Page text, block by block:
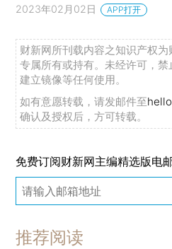
2023年02月02日 APP打开
财新网所刊载内容之知识产权
专属所有或持有。未经许可，
建立镜像等任何使用。
如有意愿转载，请发邮件至
确认及授权后，方可转载。
免费订阅财新网主编精选版电
推荐阅读